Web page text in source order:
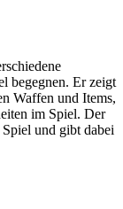
begegnen. Er zeigt
Waffen und Items,
im Spiel. Der
und gibt dabei